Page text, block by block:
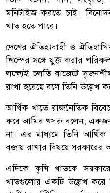
মনিটাইজ করতে চাই।
খাত হতে পারে।
দেশের ঐতিহ্যবাহী ও
শিল্পের সঙ্গে যুক্ত করার
লক্ষ্যেই চলতি বাজেটে
রাখা হয়েছে বলে তিনি উল্লেখ
আর্থিক খাতে রাজনৈতিক
করে আমির খসরু বলেন,
না। এর মাধ্যমে তিনি আর্থিক
বজায় রাখার বিষয়ে সরকারের
এদিকে কৃষি খাতকে
খাতগুলোর একটি উল্লেখ করে